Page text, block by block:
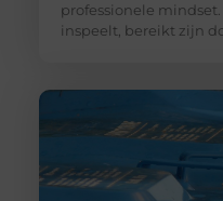
professionele
inspeelt, bereikt zijn